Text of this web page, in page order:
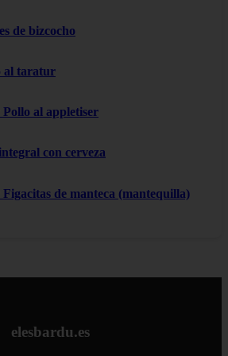
de bizcocho
al taratur
Pollo al appletiser
con cerveza
de manteca (mantequilla)
elesbardu.es